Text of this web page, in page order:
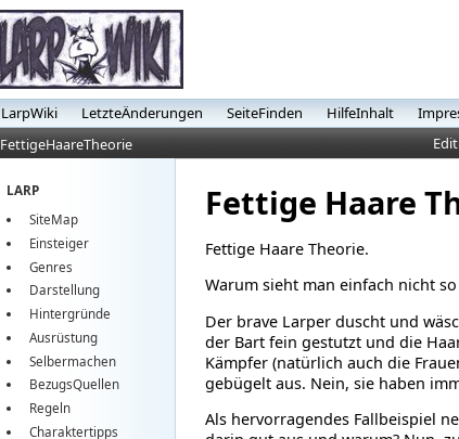
LarpWiki LetzteÄnderungen SeiteFinden HilfeInhalt
FettigeHaareTheorie
LARP
SiteMap
Einsteiger
Genres
Darstellung
Hintergründe
Ausrüstung
Selbermachen
BezugsQuellen
Regeln
Charaktertipps
Fettige Haare
Fettige Haare Theorie.
Warum sieht man einfach nicht
Der brave Larper duscht und
der Bart fein gestutzt und die
Kämpfer (natürlich auch die
gebügelt aus. Nein, sie haben
Als hervorragendes Fallbeispiel